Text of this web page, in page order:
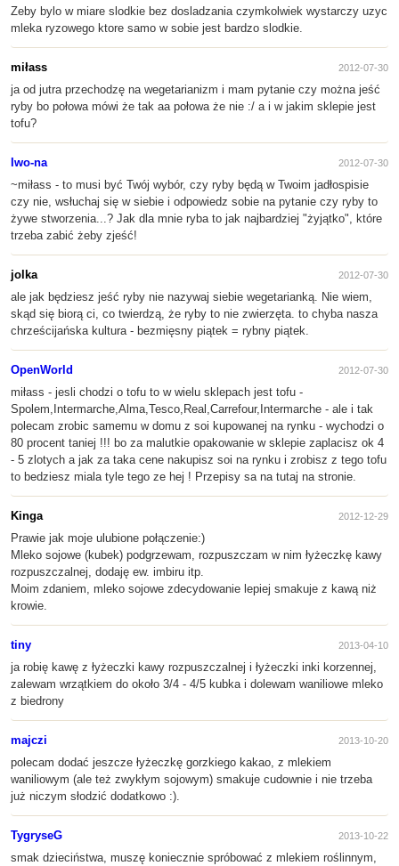
Zeby bylo w miare slodkie bez dosladzania czymkolwiek wystarczy uzyc
mleka ryzowego ktore samo w sobie jest bardzo slodkie.
miłass 2012-07-30
ja od jutra przechodzę na wegetarianizm i mam pytanie czy można jeść
ryby bo połowa mówi że tak aa połowa że nie :/ a i w jakim sklepie jest
tofu?
Iwo-na 2012-07-30
~miłass - to musi być Twój wybór, czy ryby będą w Twoim jadłospisie
czy nie, wsłuchaj się w siebie i odpowiedz sobie na pytanie czy ryby to
żywe stworzenia...? Jak dla mnie ryba to jak najbardziej "żyjątko", które
trzeba zabić żeby zjeść!
jolka 2012-07-30
ale jak będziesz jeść ryby nie nazywaj siebie wegetarianką. Nie wiem,
skąd się biorą ci, co twierdzą, że ryby to nie zwierzęta. to chyba nasza
chrześcijańska kultura - bezmięsny piątek = rybny piątek.
OpenWorld 2012-07-30
miłass - jesli chodzi o tofu to w wielu sklepach jest tofu -
Spolem,Intermarche,Alma,Tesco,Real,Carrefour,Intermarche - ale i tak
polecam zrobic samemu w domu z soi kupowanej na rynku - wychodzi o
80 procent taniej !!! bo za malutkie opakowanie w sklepie zaplacisz ok 4
- 5 zlotych a jak za taka cene nakupisz soi na rynku i zrobisz z tego tofu
to bedziesz miala tyle tego ze hej ! Przepisy sa na tutaj na stronie.
Kinga 2012-12-29
Prawie jak moje ulubione połączenie:)
Mleko sojowe (kubek) podgrzewam, rozpuszczam w nim łyżeczkę kawy
rozpuszczalnej, dodaję ew. imbiru itp.
Moim zdaniem, mleko sojowe zdecydowanie lepiej smakuje z kawą niż
krowie.
tiny 2013-04-10
ja robię kawę z łyżeczki kawy rozpuszczalnej i łyżeczki inki korzennej,
zalewam wrzątkiem do około 3/4 - 4/5 kubka i dolewam waniliowe mleko
z biedrony
majczi 2013-10-20
polecam dodać jeszcze łyżeczkę gorzkiego kakao, z mlekiem
waniliowym (ale też zwykłym sojowym) smakuje cudownie i nie trzeba
już niczym słodzić dodatkowo :).
TygryseG 2013-10-22
smak dzieciństwa, muszę koniecznie spróbować z mlekiem roślinnym,